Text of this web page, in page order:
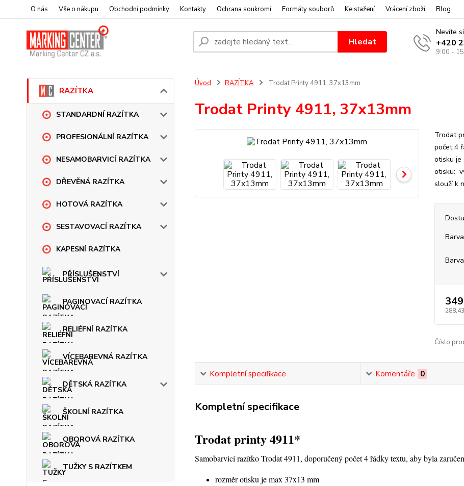
O nás Vše o nákupu Obchodní podmínky Kontakty Ochrana soukromí Formáty souborů Ke stažení Vrácení zboží Blog
Hledat
Nevíte
+420
9:00 -
RAZÍTKA
STANDARDNÍ RAZÍTKA
PROFESIONÁLNÍ RAZÍTKA
NESAMOBARVICÍ RAZÍTKA
DŘEVĚNÁ RAZÍTKA
HOTOVÁ RAZÍTKA
SESTAVOVACÍ RAZÍTKA
KAPESNÍ RAZÍTKA
PŘÍSLUŠENSTVÍ
PAGINOVACÍ RAZÍTKA
RELIÉFNÍ RAZÍTKA
VÍCEBAREVNÁ RAZÍTKA
DĚTSKÁ RAZÍTKA
ŠKOLNÍ RAZÍTKA
OBOROVÁ RAZÍTKA
TUŽKY S RAZÍTKEM
Úvod RAZÍTKA Trodat Printy 4911, 37x13mm
Trodat Printy 4911, 37x13mm
Trodat
počet 4
otisku je
otisku:
slouží k
Číslo
Kompletní specifikace Komentáře 0
Kompletní specifikace
Trodat printy 4911*
Samobarvicí razítko Trodat 4911, doporučený počet 4 řádky textu, aby byla
rozměr otisku je max 37x13 mm